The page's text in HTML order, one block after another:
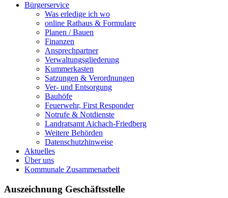
Bürgerservice
Was erledige ich wo
online Rathaus & Formulare
Planen / Bauen
Finanzen
Ansprechpartner
Verwaltungsgliederung
Kummerkasten
Satzungen & Verordnungen
Ver- und Entsorgung
Bauhöfe
Feuerwehr, First Responder
Notrufe & Notdienste
Landratsamt Aichach-Friedberg
Weitere Behörden
Datenschutzhinweise
Aktuelles
Über uns
Kommunale Zusammenarbeit
Auszeichnung Geschäftsstelle